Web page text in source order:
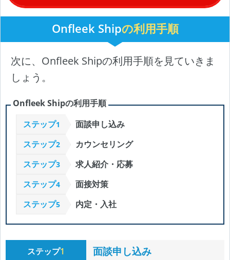
Onfleek Shipの利用手順
次に、Onfleek Shipの利用手順を見ていきま
しょう。
Onfleek Shipの利用手順
ステップ1
面談申し込み
ステップ2
カウンセリング
ステップ3
求人紹介・応募
ステップ4
面接対策
ステップ5 内定・入社
ステップ1 面談申し込み